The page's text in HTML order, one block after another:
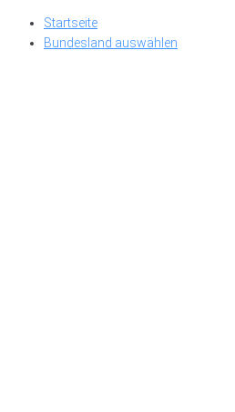
Skip
Startseite
Bundesland auswählen